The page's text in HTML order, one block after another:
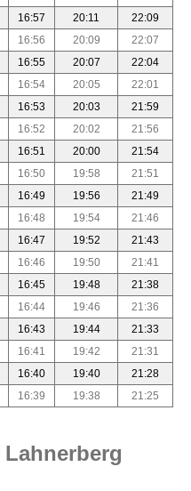
16:57 20:11
22:09
16:56 20:09
22:07
16:55 20:07
22:04
16:54 20:05
22:01
16:53 20:03
21:59
16:52 20:02
21:56
16:51 20:00
21:54
16:50 19:58
21:51
16:49 19:56
21:49
16:48 19:54
21:46
16:47 19:52
21:43
16:46 19:50
21:41
16:45 19:48
21:38
16:44 19:46
21:36
16:43 19:44
21:33
16:41 19:42
21:31
16:40 19:40
21:28
16:39 19:38 21:25